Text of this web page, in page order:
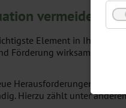
vermeiden.
Element in Ihrem
Förderung wirksamer
Herausforderungen
Hierzu zählt unter